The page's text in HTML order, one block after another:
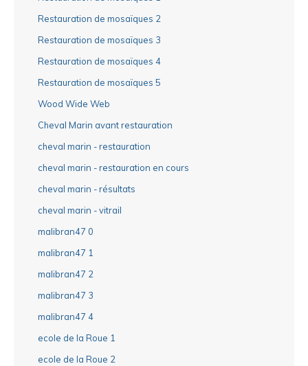
Restauration de mosaïques 2
Restauration de mosaïques 3
Restauration de mosaïques 4
Restauration de mosaïques 5
Wood Wide Web
Cheval Marin avant restauration
cheval marin - restauration
cheval marin - restauration en cours
cheval marin - résultats
cheval marin - vitrail
malibran47 0
malibran47 1
malibran47 2
malibran47 3
malibran47 4
ecole de la Roue 1
ecole de la Roue 2